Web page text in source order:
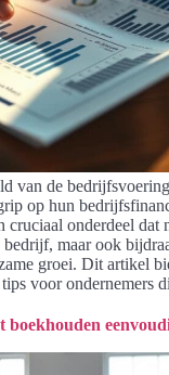
van de
op hun
cruciaal onderdeel dat
maar ook
groei. Dit artikel
tips voor ondernemers
boekhouden